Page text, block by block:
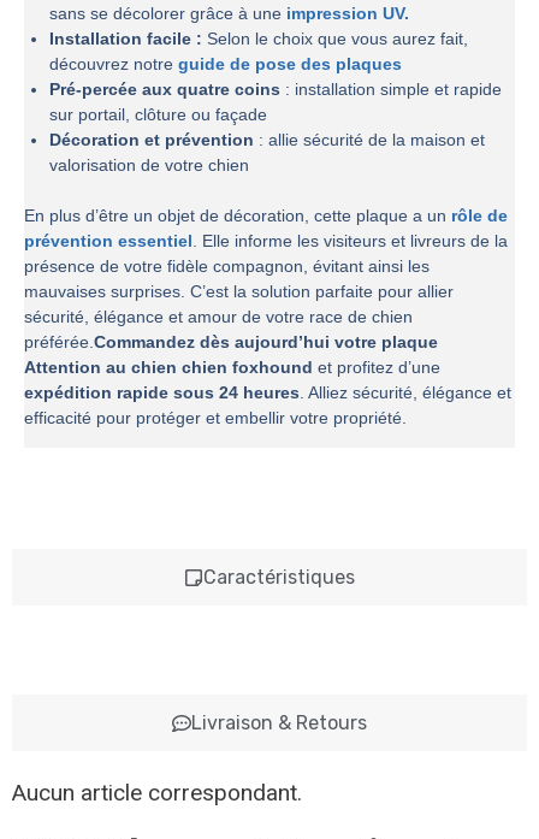
Caractéristiques
Livraison & Retours
sans se décolorer grâce à une impression UV.
Installation facile : Selon le choix que vous aurez fait,
découvrez notre guide de pose des plaques
Pré-percée aux quatre coins : installation simple et rapide
sur portail, clôture ou façade
Décoration et prévention : allie sécurité de la maison et
valorisation de votre chien
En plus d’être un objet de décoration, cette plaque a un rôle de
prévention essentiel. Elle informe les visiteurs et livreurs de la
présence de votre fidèle compagnon, évitant ainsi les
mauvaises surprises. C’est la solution parfaite pour allier
sécurité, élégance et amour de votre race de chien
préférée.Commandez dès aujourd’hui votre plaque
Attention au chien chien foxhound et profitez d’une
expédition rapide sous 24 heures. Alliez sécurité, élégance et
efficacité pour protéger et embellir votre propriété.
Aucun article correspondant.